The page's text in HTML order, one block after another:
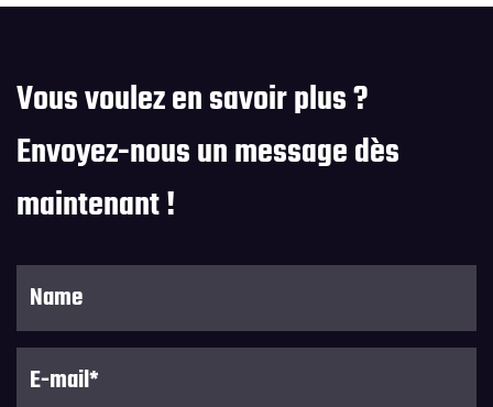
Vous voulez en savoir plus ?
Envoyez-nous un message dès
maintenant !